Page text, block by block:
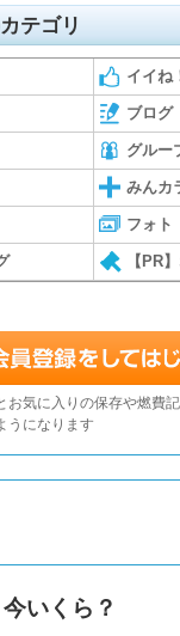
テゴリ
イイね
ブログ
グルー
みんカ
フォト
【PR
お気に入りの保存や燃費
うになります
いくら？